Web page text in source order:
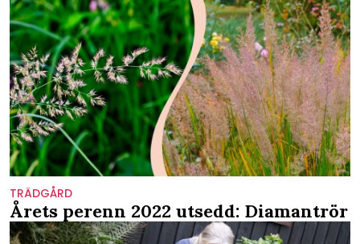
TRÄDGÅRD
Årets perenn 2022 utsedd: Diamantrör